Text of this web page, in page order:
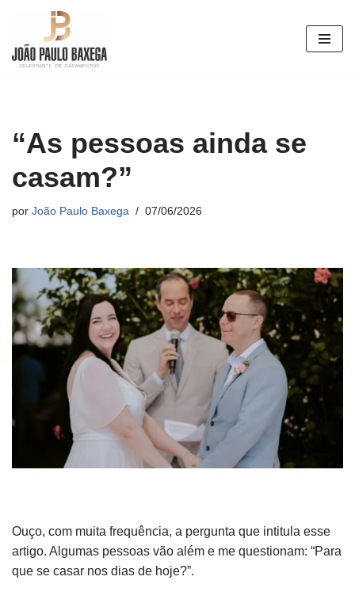
Pular
para
“As pessoas ainda se
casam?”
por João Paulo Baxega 07/06/2026
Ouço, com muita frequência, a pergunta que intitula esse
artigo. Algumas pessoas vão além e me questionam: “Para
que se casar nos dias de hoje?”.